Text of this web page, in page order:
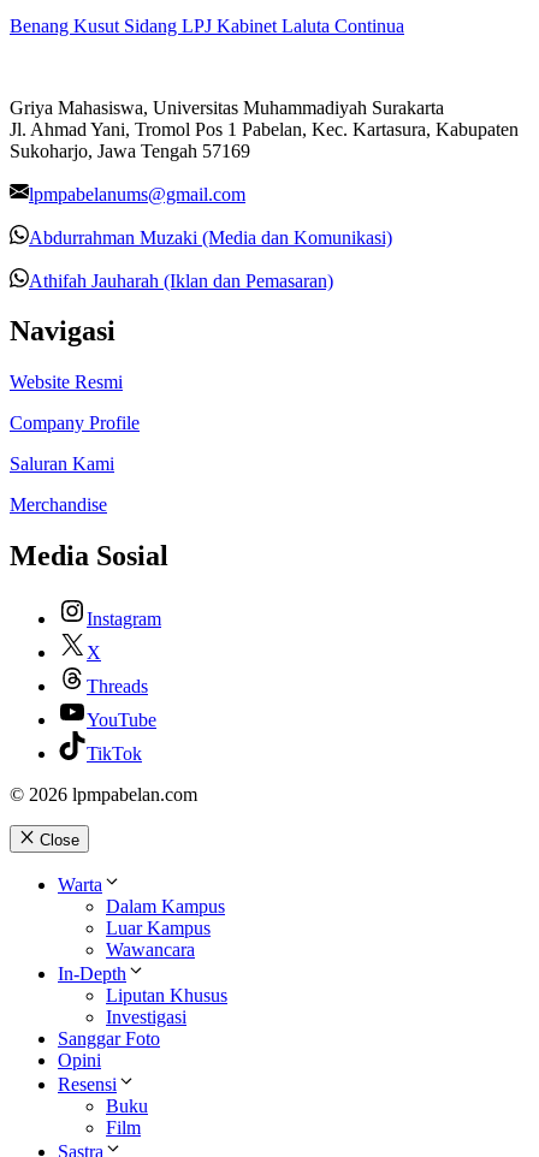
Benang Kusut Sidang LPJ Kabinet Laluta Continua
Griya Mahasiswa, Universitas Muhammadiyah Surakarta
Jl. Ahmad Yani, Tromol Pos 1 Pabelan, Kec. Kartasura, Kabupaten
Sukoharjo, Jawa Tengah 57169
lpmpabelanums@gmail.com
Abdurrahman Muzaki (Media dan Komunikasi)
Athifah Jauharah (Iklan dan Pemasaran)
Navigasi
Website Resmi
Company Profile
Saluran Kami
Merchandise
Media Sosial
Instagram
X
Threads
YouTube
TikTok
© 2026 lpmpabelan.com
Close
Warta
Dalam Kampus
Luar Kampus
Wawancara
In-Depth
Liputan Khusus
Investigasi
Sanggar Foto
Opini
Resensi
Buku
Film
Sastra